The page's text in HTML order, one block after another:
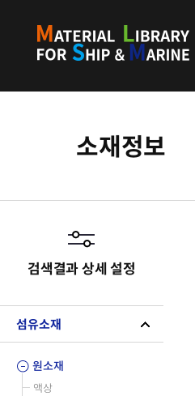
소재정보
검색결과 상세 설정
섬유소재
원소재
액상